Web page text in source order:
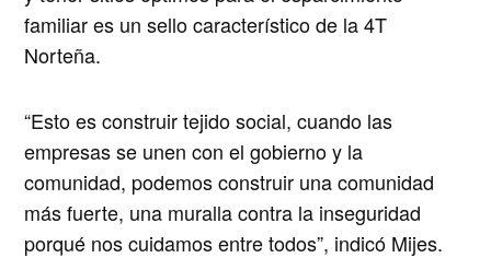
familiar es un sello característico de la 4T
Norteña.
“Esto es construir tejido social, cuando las
empresas se unen con el gobierno y la
comunidad, podemos construir una comunidad
más fuerte, una muralla contra la inseguridad
porqué nos cuidamos entre todos”, indicó Mijes.